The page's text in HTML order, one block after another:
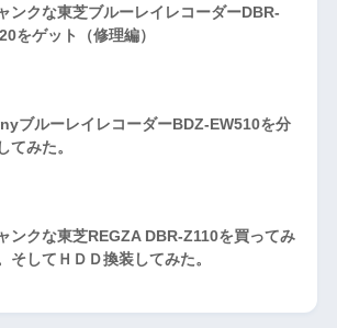
ンクな東芝ブルーレイレコーダーDBR-
をゲット（修理編）
ブルーレイレコーダーBDZ-EW510を分
てみた。
ンクな東芝REGZA DBR-Z110を買ってみ
そしてＨＤＤ換装してみた。